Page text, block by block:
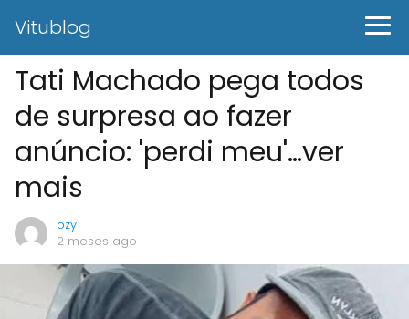
Vitublog
Tati Machado pega todos
de surpresa ao fazer
anúncio: 'perdi meu'…ver
mais
ozy
2 meses ago